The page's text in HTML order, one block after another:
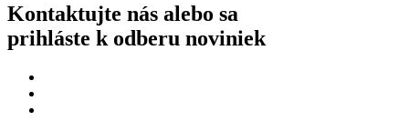
Kontaktujte nás alebo sa
prihláste k odberu noviniek